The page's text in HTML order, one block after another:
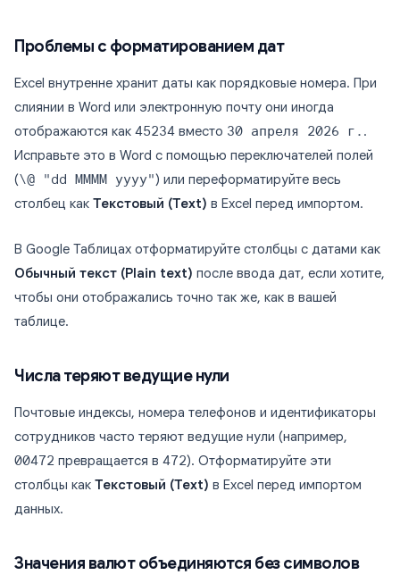
Проблемы с форматированием дат
Excel внутренне хранит даты как порядковые номера. При
слиянии в Word или электронную почту они иногда
отображаются как 45234 вместо 30 апреля 2026 г. .
Исправьте это в Word с помощью переключателей полей
(\@ "dd MMMM yyyy") или переформатируйте весь
столбец как Текстовый (Text) в Excel перед импортом.
В Google Таблицах отформатируйте столбцы с датами как
Обычный текст (Plain text) после ввода дат, если хотите,
чтобы они отображались точно так же, как в вашей
таблице.
Числа теряют ведущие нули
Почтовые индексы, номера телефонов и идентификаторы
сотрудников часто теряют ведущие нули (например,
00472 превращается в 472). Отформатируйте эти
столбцы как Текстовый (Text) в Excel перед импортом
данных.
Значения валют объединяются без символов